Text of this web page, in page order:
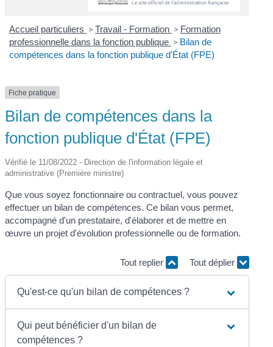
Accueil particuliers > Travail - Formation > Formation
professionnelle dans la fonction publique > Bilan de
compétences dans la fonction publique d'État (FPE)
Fiche pratique
Bilan de compétences dans la
fonction publique d'État (FPE)
Vérifié le 11/08/2022 - Direction de l'information légale et
administrative (Première ministre)
Que vous soyez fonctionnaire ou contractuel, vous pouvez
effectuer un bilan de compétences. Ce bilan vous permet,
accompagné d'un prestataire, d'élaborer et de mettre en
œuvre un projet d'évolution professionnelle ou de formation.
Tout replier Tout déplier
Qu'est-ce qu'un bilan de compétences ?
Qui peut bénéficier d'un bilan de
compétences ?